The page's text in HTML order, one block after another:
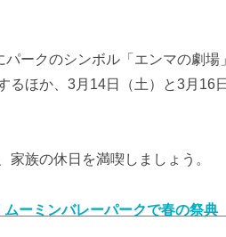
ークのシンボル「エンマの劇場
るほか、3月14日（土）と3月16
家族の休日を満喫しましょう。
ムーミンバレーパークで春の祭